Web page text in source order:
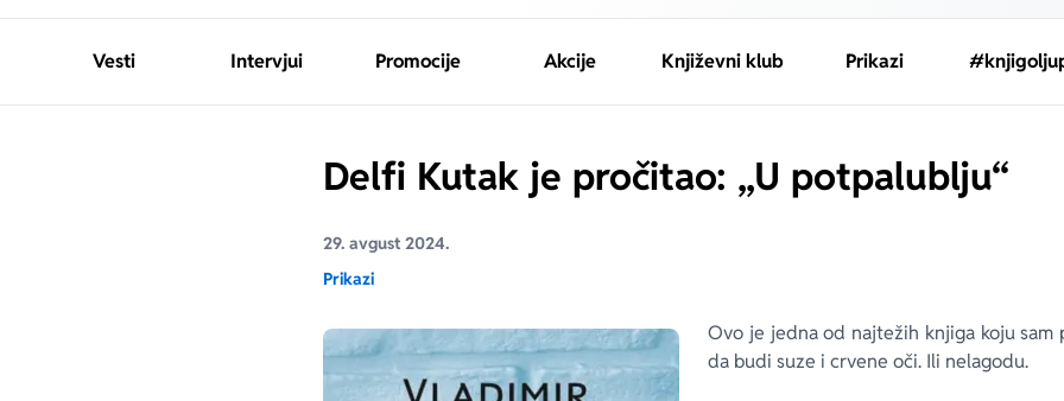
Vesti Intervjui Promocije Akcije Književni klub Prikazi
Delfi Kutak je pročitao: „U potpalublju“
29. avgust 2024.
Prikazi
Ovo je jedna od najtežih knjiga koju sam
da budi suze i crvene oči. Ili nelagodu.